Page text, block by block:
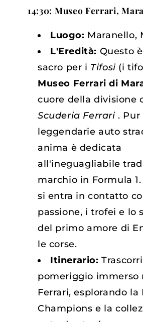
14:30: Museo Ferrari,
Luogo: Maranello,
L'Eredità: Questo
sacro per i Tifosi(i
Museo Ferrari di
cuore della divisione
Scuderia Ferrari. Pur
leggendarie auto
anima è dedicata
all'ineguagliabile
marchio in Formula
si entra in contatto
passione, i trofei e lo
del primo amore di
le corse.
Itinerario:
pomeriggio immerso
Ferrari, esplorando la
Champions e la